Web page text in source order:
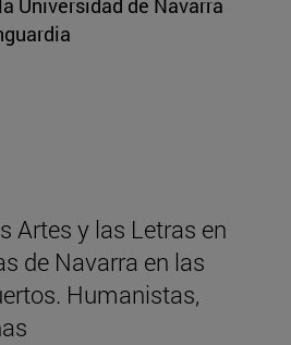
Universidad de Navarra
Artes y las Letras en
de Navarra en las
Humanistas,